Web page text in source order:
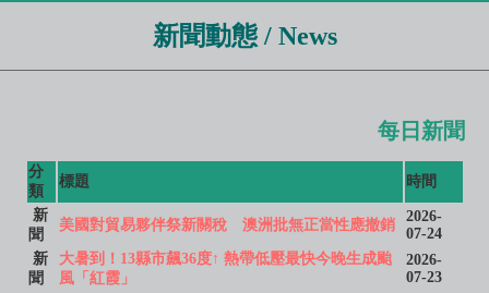
新聞動態 / News
每日新聞
分
類
標題 時間
新
聞
美國對貿易夥伴祭新關稅 澳洲批無正當性應撤銷
2026-
07-24
新
聞
大暑到！13縣市飆36度↑ 熱帶低壓最快今晚生成颱
風「紅霞」
2026-
07-23